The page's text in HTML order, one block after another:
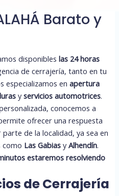
Barato y
disponibles las 24 horas
de cerrajería, tanto en tu
especializamos en apertura
yservicios automotrices.
conocemos a
ofrecer una respuesta
de la localidad, ya sea en
como Las GabiasyAlhendín.
estaremos resolviendo
de Cerrajería